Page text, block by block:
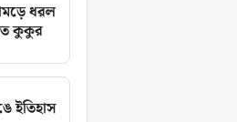
ধরল
কুকুর
ইতিহাস